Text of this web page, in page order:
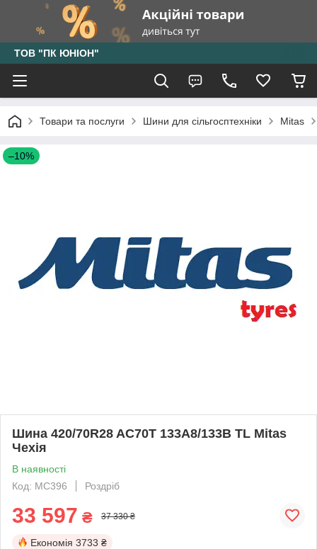
ТОВ "ПК ЮНІОН"
Товари та послуги Шини для сільгосптехніки Mitas
–10%
Шина 420/70R28 AC70T 133A8/133B TL Mitas
Чехія
В наявності
Код: MC396
Роздріб
33 597 ₴ 37 330 ₴
Економія 3733 ₴